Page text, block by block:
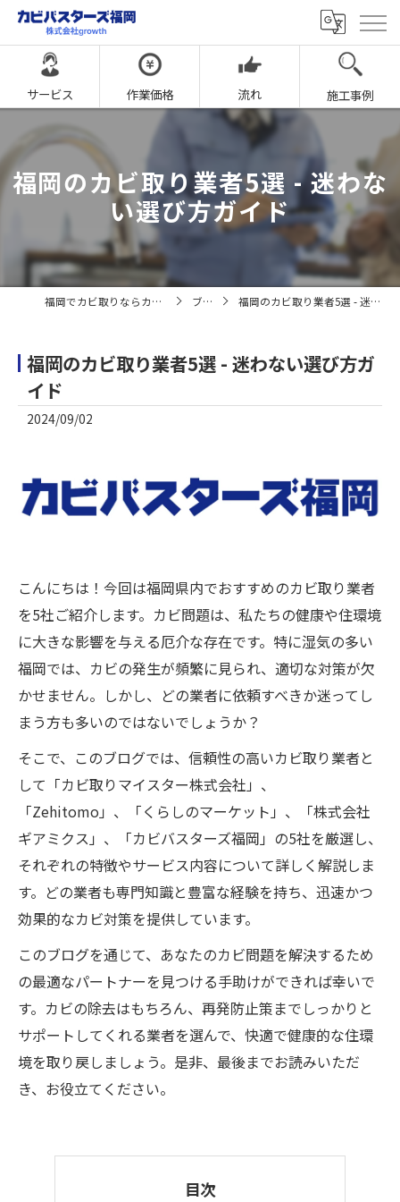
サービス 作業価格 流れ 施工事例
福岡のカビ取り業者5選 - 迷わな
い選び方ガイド
福岡でカビ取りならカビバスターズ福岡 ブログ 福岡のカビ取り業者5選 - 迷わない選び方ガイド
福岡のカビ取り業者5選 - 迷わない選び方ガ
イド
2024/09/02
こんにちは！今回は福岡県内でおすすめのカビ取り業者
を5社ご紹介します。カビ問題は、私たちの健康や住環境
に大きな影響を与える厄介な存在です。特に湿気の多い
福岡では、カビの発生が頻繁に見られ、適切な対策が欠
かせません。しかし、どの業者に依頼すべきか迷ってし
まう方も多いのではないでしょうか？
そこで、このブログでは、信頼性の高いカビ取り業者と
して「カビ取りマイスター株式会社」、
「Zehitomo」、「くらしのマーケット」、「株式会社
ギアミクス」、「カビバスターズ福岡」の5社を厳選し、
それぞれの特徴やサービス内容について詳しく解説しま
す。どの業者も専門知識と豊富な経験を持ち、迅速かつ
効果的なカビ対策を提供しています。
このブログを通じて、あなたのカビ問題を解決するため
の最適なパートナーを見つける手助けができれば幸いで
す。カビの除去はもちろん、再発防止策までしっかりと
サポートしてくれる業者を選んで、快適で健康的な住環
境を取り戻しましょう。是非、最後までお読みいただ
き、お役立てください。
目次